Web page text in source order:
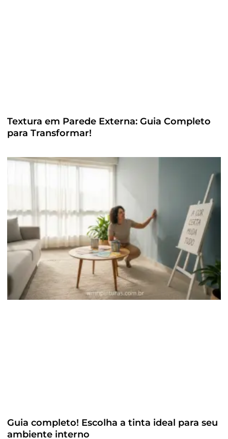
Textura em Parede Externa: Guia Completo
para Transformar!
Guia completo! Escolha a tinta ideal para seu
ambiente interno